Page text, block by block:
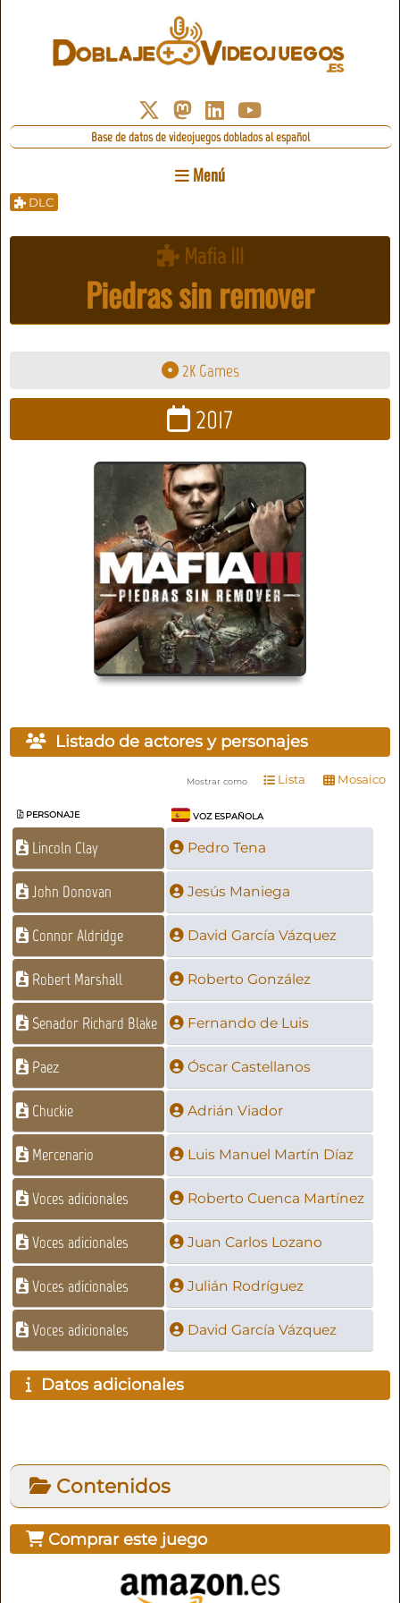
Base de datos de videojuegos doblados al español
Menú
DLC
Mafia III
Piedras sin remover
2K Games
2017
Listado de actores y personajes
Mostrar como Lista Mosaico
PERSONAJE VOZ ESPAÑOLA
Lincoln Clay Pedro Tena
John Donovan Jesús Maniega
Connor Aldridge David García Vázquez
Robert Marshall Roberto González
Senador Richard Blake Fernando de Luis
Paez Óscar Castellanos
Chuckie Adrián Viador
Mercenario Luis Manuel Martín Díaz
Voces adicionales Roberto Cuenca Martínez
Voces adicionales Juan Carlos Lozano
Voces adicionales Julián Rodríguez
Voces adicionales David García Vázquez
Datos adicionales
Contenidos
Comprar este juego